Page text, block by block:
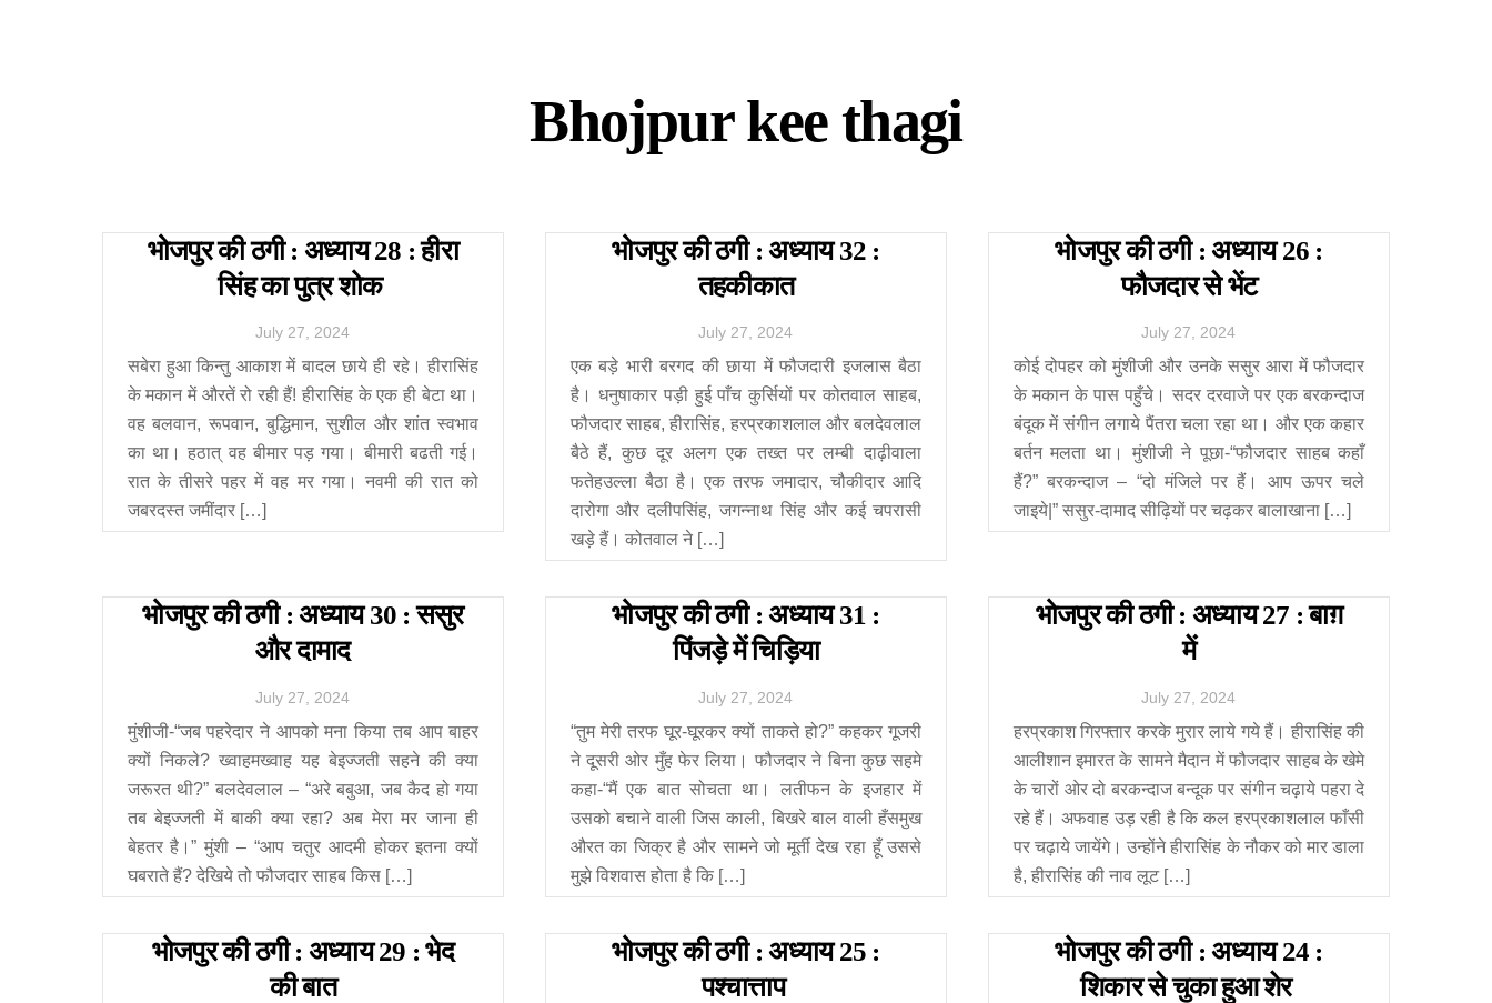
Bhojpur kee thagi
भोजपुर की ठगी : अध्याय 28 : हीरा
सिंह का पुत्र शोक
July 27,2024
सबेरा हुआ किन्तु आकाश में बादल छाये ही रहे। हीरासिंह
के मकान में औरतें रो रही हैं! हीरासिंह के एक ही बेटा था।
वह बलवान, रूपवान, बुद्धिमान, सुशील और शांत स्वभाव
का था। हठात् वह बीमार पड़ गया। बीमारी बढती गई।
रात के तीसरे पहर में वह मर गया। नवमी की रात को
जबरदस्त जमींदार […]
भोजपुर की ठगी : अध्याय 32 :
तहकीकात
July 27,2024
एक बड़े भारी बरगद की छाया में फौजदारी इजलास बैठा
है। धनुषाकार पड़ी हुई पाँच कुर्सियों पर कोतवाल साहब,
फौजदार साहब, हीरासिंह, हरप्रकाशलाल और बलदेवलाल
बैठे हैं, कुछ दूर अलग एक तख्त पर लम्बी दाढ़ीवाला
फतेहउल्ला बैठा है। एक तरफ जमादार, चौकीदार आदि
दारोगा और दलीपसिंह, जगन्नाथ सिंह और कई चपरासी
खड़े हैं। कोतवाल ने […]
भोजपुर की ठगी : अध्याय 26 :
फौजदार से भेंट
July 27,2024
कोई दोपहर को मुंशीजी और उनके ससुर आरा में फौजदार
के मकान के पास पहुँचे। सदर दरवाजे पर एक बरकन्दाज
बंदूक में संगीन लगाये पैंतरा चला रहा था। और एक कहार
बर्तन मलता था। मुंशीजी ने पूछा-“फौजदार साहब कहाँ
हैं?” बरकन्दाज – “दो मंजिले पर हैं। आप ऊपर चले
जाइये|” ससुर-दामाद सीढ़ियों पर चढ़कर बालाखाना […]
भोजपुर की ठगी : अध्याय 30 : ससुर
और दामाद
July 27 2024
मुंशीजी-“जब पहरेदार ने आपको मना किया तब आप बाहर
क्यों निकले? ख्वाहमख्वाह यह बेइज्जती सहने की क्या
जरूरत थी?” बलदेवलाल – “अरे बबुआ, जब कैद हो गया
तब बेइज्जती में बाकी क्या रहा? अब मेरा मर जाना ही
बेहतर है।” मुंशी – “आप चतुर आदमी होकर इतना क्यों
घबराते हैं? देखिये तो फौजदार साहब किस […]
भोजपुर की ठगी : अध्याय 31 :
पिंजड़े में चिड़िया
July 27 2024
“तुम मेरी तरफ घूर-घूरकर क्यों ताकते हो?” कहकर गूजरी
ने दूसरी ओर मुँह फेर लिया। फौजदार ने बिना कुछ सहमे
कहा-“मैं एक बात सोचता था। लतीफन के इजहार में
उसको बचाने वाली जिस काली, बिखरे बाल वाली हँसमुख
औरत का जिक्र है और सामने जो मूर्ती देख रहा हूँ उससे
मुझे विशवास होता है कि […]
भोजपुर की ठगी : अध्याय 27 : बाग़
में
July 27 2024
हरप्रकाश गिरफ्तार करके मुरार लाये गये हैं। हीरासिंह की
आलीशान इमारत के सामने मैदान में फौजदार साहब के खेमे
के चारों ओर दो बरकन्दाज बन्दूक पर संगीन चढ़ाये पहरा दे
रहे हैं। अफवाह उड़ रही है कि कल हरप्रकाशलाल फाँसी
पर चढ़ाये जायेंगे। उन्होंने हीरासिंह के नौकर को मार डाला
है, हीरासिंह की नाव लूट […]
भोजपुर की ठगी : अध्याय 29 : भेद
की बात
भोजपुर की ठगी : अध्याय 25 :
पश्चात्ताप
भोजपुर की ठगी : अध्याय 24 :
शिकार से चुका हुआ शेर